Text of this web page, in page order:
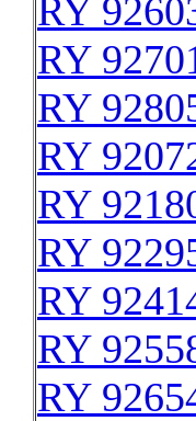
RY
RY
RY
RY
RY
RY
RY
RY
RY